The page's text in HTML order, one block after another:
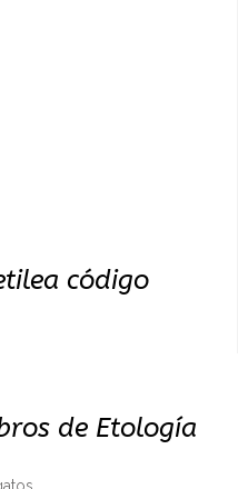
código
de Etología